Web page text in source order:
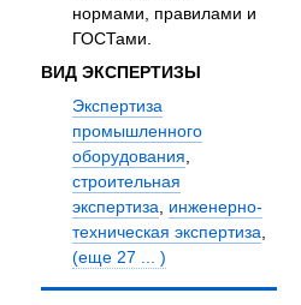
нормами, правилами и
ГОСТами.
ВИД ЭКСПЕРТИЗЫ
Экспертиза
промышленного
оборудования
строительная
экспертиза инженерно-
техническая экспертиза
(еще 27 ... )